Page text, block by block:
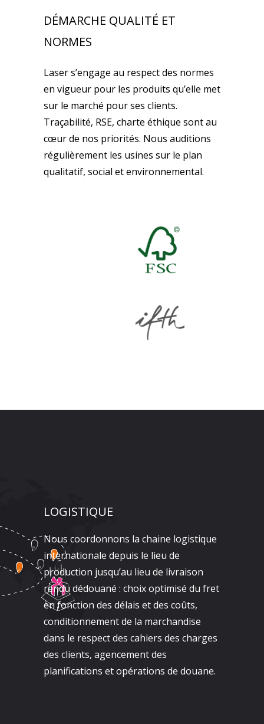
DÉMARCHE QUALITÉ ET
NORMES
Laser s’engage au respect des normes
en vigueur pour les produits qu’elle met
sur le marché pour ses clients.
Traçabilité, RSE, charte éthique sont au
cœur de nos priorités. Nous auditions
régulièrement les usines sur le plan
qualitatif, social et environnemental.
LOGISTIQUE
Nous coordonnons la chaine logistique
internationale depuis le lieu de
production jusqu’au lieu de livraison
rendu dédouané : choix optimisé du fret
en fonction des délais et des coûts,
conditionnement de la marchandise
dans le respect des cahiers des charges
des clients, agencement des
planifications et opérations de douane.